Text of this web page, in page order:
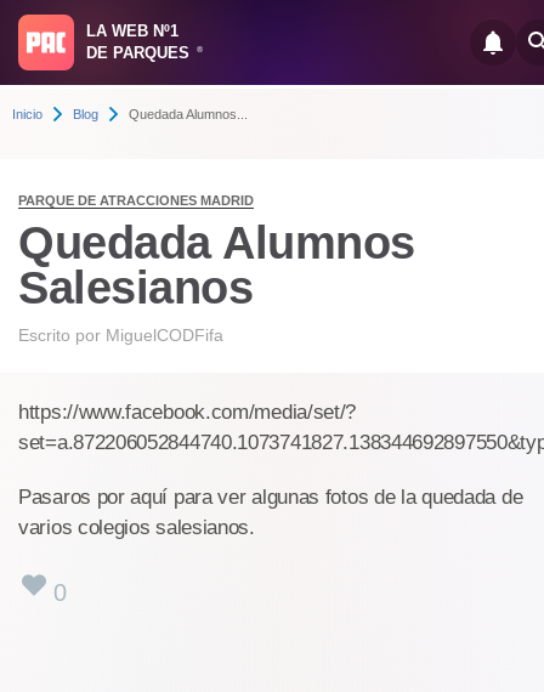
LA WEB Nº1
DE PARQUES
®
Inicio Blog Quedada Alumnos...
PARQUE DE ATRACCIONES MADRID
Quedada Alumnos
Salesianos
Escrito por MiguelCODFifa
https://www.facebook.com/media/set/?
Pasaros por aquí para ver algunas fotos de la quedada de
varios colegios salesianos.
0